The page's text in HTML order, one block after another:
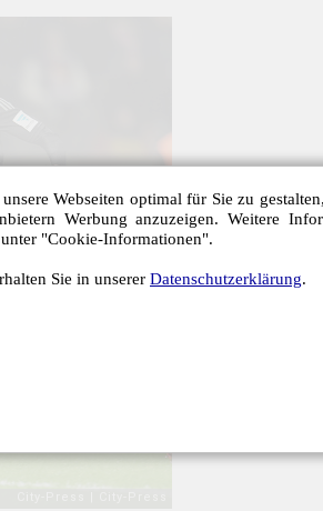
Webseiten optimal für Sie zu
Werbung anzuzeigen. Weitere
"Cookie-Informationen".
Sie in unserer Datenschutzerklärung.